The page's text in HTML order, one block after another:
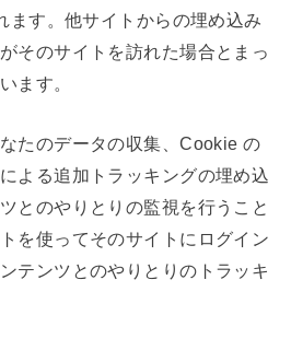
ます。他サイトからの埋め込み
そのサイトを訪れた場合とまっ
ます。
たのデータの収集、Cookie の
よる追加トラッキングの埋め込
とのやりとりの監視を行うこと
を使ってそのサイトにログイン
テンツとのやりとりのトラッキ